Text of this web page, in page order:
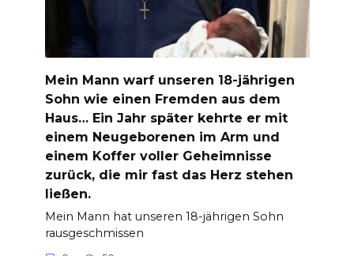
Mein Mann warf unseren 18-jährigen
Sohn wie einen Fremden aus dem
Haus… Ein Jahr später kehrte er mit
einem Neugeborenen im Arm und
einem Koffer voller Geheimnisse
zurück, die mir fast das Herz stehen
ließen.
Mein Mann hat unseren 18-jährigen Sohn
rausgeschmissen